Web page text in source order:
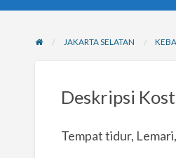
JAKARTA SELATAN
Deskripsi Kost
Tempat tidur,